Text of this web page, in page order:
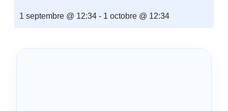
1 septembre @ 12:34 - 1 octobre @ 12:34